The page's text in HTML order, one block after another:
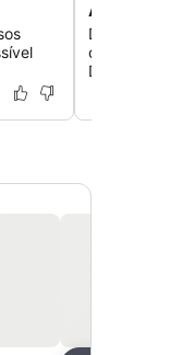
Arquitetura
Descubra a
dourados,
Dubai em